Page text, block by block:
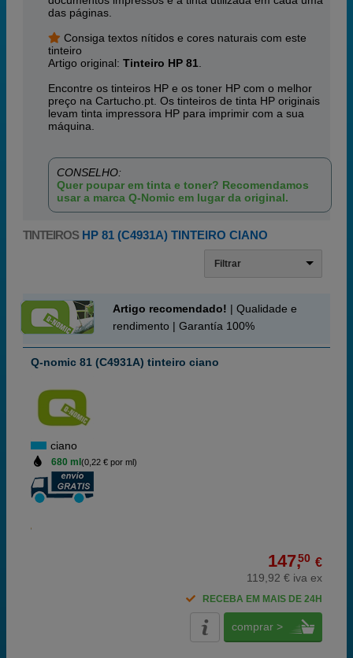
das páginas.
Consiga textos nítidos e cores naturais com este
tinteiro
Artigo original: Tinteiro HP 81
Encontre os tinteiros HP e os toner HP com o melhor
preço na Cartucho.pt. Os tinteiros de tinta HP originais
levam tinta impressora HP para imprimir com a sua
máquina.
CONSELHO:
Quer poupar em tinta e toner? Recomendamos
usar a marca Q-Nomic em lugar da original.
TINTEIROS HP 81 (C4931A) TINTEIRO CIANO
Filtrar
Artigo recomendado! | Qualidade e
rendimento | Garantía 100%
Q-nomic 81 (C4931A) tinteiro ciano
ciano
680 ml (0,22 € por ml)
147,50 €
119,92 € iva ex
RECEBA EM MAIS DE 24H
comprar >